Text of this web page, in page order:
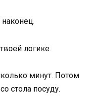
логике.
минут. Потом
стола посуду.